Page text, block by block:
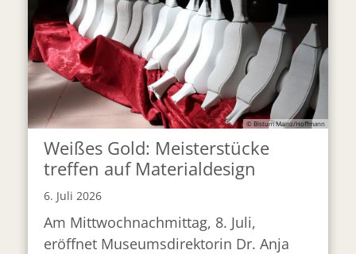
© Bistum Mainz/Hoffmann
Weißes Gold: Meisterstücke
treffen auf Materialdesign
6. Juli 2026
Am Mittwochnachmittag, 8. Juli,
eröffnet Museumsdirektorin Dr. Anja